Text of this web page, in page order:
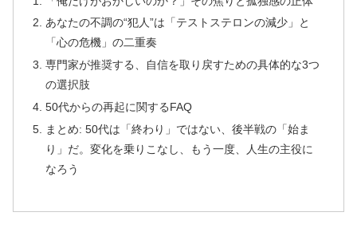
⚖️ アバナイト：バランス型8時間継続薬
🎯 効果ピーク 42分後 の絶妙タイミング
💰
10錠 3,500円〜 （1錠350円）
⌛
あなたの不調の“犯人”は「テストステロンの減少」と
「心の危機」の二重奏
専門家が推奨する、自信を取り戻すための具体的な3つ
の選択肢
50代からの再起に関するFAQ
まとめ: 50代は「終わり」ではない、後半戦の「始ま
り」だ。変化を乗りこなし、もう一度、人生の主役に
なろう